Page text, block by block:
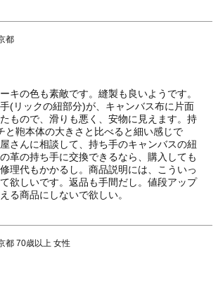
都
キの色も素敵です。縫製も良いようです。
(リックの紐部分)が、キャンバス布に片面
もので、滑りも悪く、安物に見えます。持
と鞄本体の大きさと比べると細い感じで
さんに相談して、持ち手のキャンバスの紐
革の持ち手に交換できるなら、購入しても
理代もかかるし。商品説明には、こういっ
欲しいです。返品も手間だし。値段アップ
る商品にしないで欲しい。
都 70歳以上 女性